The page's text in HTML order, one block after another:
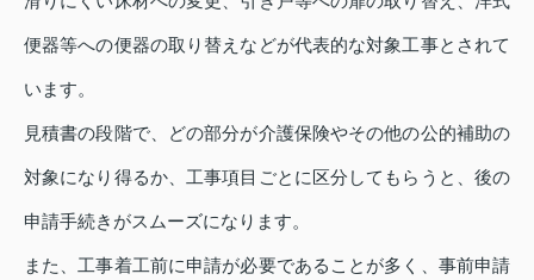
便器等への便器の取り替えなどが代表的な対象工事とされて
います。
見積書の段階で、どの部分が介護保険やその他の公的補助の
対象になり得るか、工事項目ごとに区分してもらうと、後の
申請手続きがスムーズになります。
また、工事着工前に申請が必要であることが多く、事前申請